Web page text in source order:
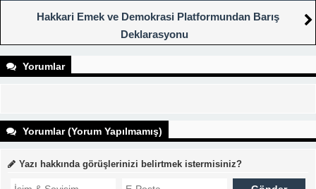
Hakkari Emek ve Demokrasi Platformundan Barış
Deklarasyonu
Yorumlar
Yorumlar (Yorum Yapılmamış)
Yazı hakkında görüşlerinizi belirtmek istermisiniz?